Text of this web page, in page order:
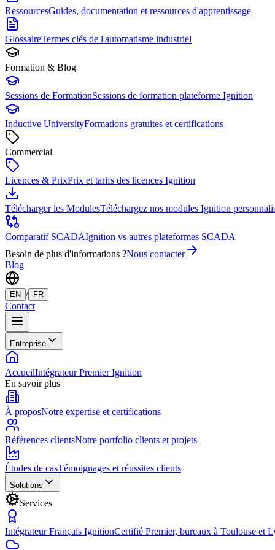
RessourcesGuides, documentation et ressources d'apprentissage
GlossaireTermes clés de l'automatisme industriel
Formation & Blog
Sessions de FormationSessions de formation plateforme Ignition
Inductive UniversityFormations gratuites et certifications
Commercial
Licences & PrixPrix et tarifs des licences Ignition
Télécharger les ModulesTéléchargez nos modules Ignition
Comparatif SCADAIgnition vs autres plateformes SCADA
Besoin de plus d'informations ?Nous contacter
Blog
EN / FR
Contact
Entreprise
AccueilIntégrateur Premier Ignition
En savoir plus
À proposNotre expertise et certifications
Références clientsNotre portfolio clients et projets
Études de casTémoignages et réussites clients
Solutions
Services
Intégrateur Français IgnitionCertifié Premier, bureaux à Toulouse et